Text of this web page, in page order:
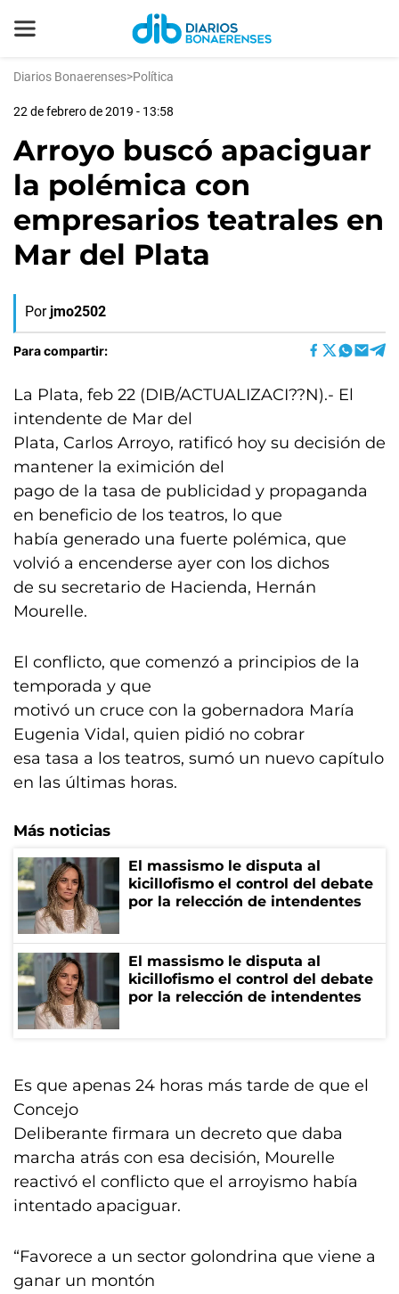
Diarios Bonaerenses>Política
22 de febrero de 2019 - 13:58
Arroyo buscó apaciguar
la polémica con
empresarios teatrales en
Mar del Plata
Por jmo2502
Para compartir:
La Plata, feb 22 (DIB/ACTUALIZACI??N).- El
intendente de Mar del
Plata, Carlos Arroyo, ratificó hoy su decisión de
mantener la eximición del
pago de la tasa de publicidad y propaganda
en beneficio de los teatros, lo que
había generado una fuerte polémica, que
volvió a encenderse ayer con los dichos
de su secretario de Hacienda, Hernán
Mourelle.
El conflicto, que comenzó a principios de la
temporada y que
motivó un cruce con la gobernadora María
Eugenia Vidal, quien pidió no cobrar
esa tasa a los teatros, sumó un nuevo capítulo
en las últimas horas.
Más noticias
El massismo le disputa al
kicillofismo el control del debate
por la relección de intendentes
El massismo le disputa al
kicillofismo el control del debate
por la relección de intendentes
Es que apenas 24 horas más tarde de que el
Concejo
Deliberante firmara un decreto que daba
marcha atrás con esa decisión, Mourelle
reactivó el conflicto que el arroyismo había
intentado apaciguar.
“Favorece a un sector golondrina que viene a
ganar un montón